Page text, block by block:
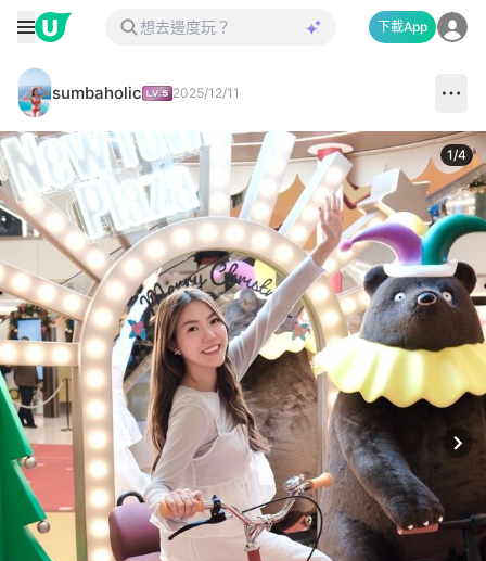
下載App
sumbaholic 2025/12/11
1/4